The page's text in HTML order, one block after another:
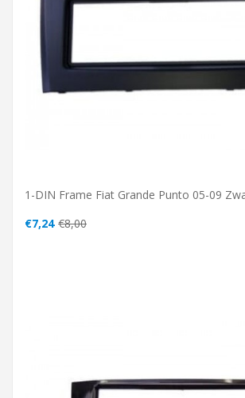
1-DIN Frame Fiat Grande Punto 05-09
€7,24 €8,00